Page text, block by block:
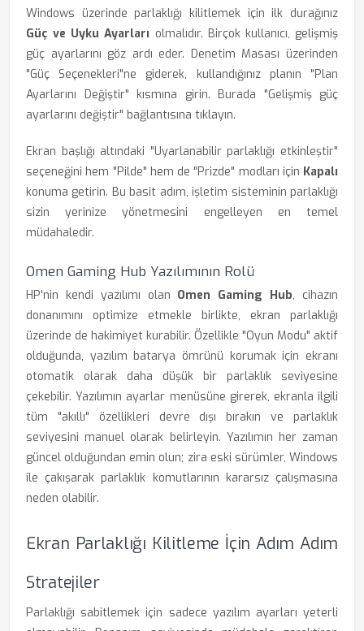
Windows üzerinde parlaklığı kilitlemek için ilk durağınız
Güç ve Uyku Ayarları olmalıdır. Birçok kullanıcı, gelişmiş
güç ayarlarını göz ardı eder. Denetim Masası üzerinden
"Güç Seçenekleri"ne giderek, kullandığınız planın "Plan
Ayarlarını Değiştir" kısmına girin. Burada "Gelişmiş güç
ayarlarını değiştir" bağlantısına tıklayın.
Ekran başlığı altındaki "Uyarlanabilir parlaklığı etkinleştir"
seçeneğini hem "Pilde" hem de "Prizde" modları için Kapalı
konuma getirin. Bu basit adım, işletim sisteminin parlaklığı
sizin yerinize yönetmesini engelleyen en temel
müdahaledir.
Omen Gaming Hub Yazılımının Rolü
HP'nin kendi yazılımı olan Omen Gaming Hub, cihazın
donanımını optimize etmekle birlikte, ekran parlaklığı
üzerinde de hakimiyet kurabilir. Özellikle "Oyun Modu" aktif
olduğunda, yazılım batarya ömrünü korumak için ekranı
otomatik olarak daha düşük bir parlaklık seviyesine
çekebilir. Yazılımın ayarlar menüsüne girerek, ekranla ilgili
tüm "akıllı" özellikleri devre dışı bırakın ve parlaklık
seviyesini manuel olarak belirleyin. Yazılımın her zaman
güncel olduğundan emin olun; zira eski sürümler, Windows
ile çakışarak parlaklık komutlarının kararsız çalışmasına
neden olabilir.
Ekran Parlaklığı Kilitleme İçin Adım Adım
Stratejiler
Parlaklığı sabitlemek için sadece yazılım ayarları yeterli